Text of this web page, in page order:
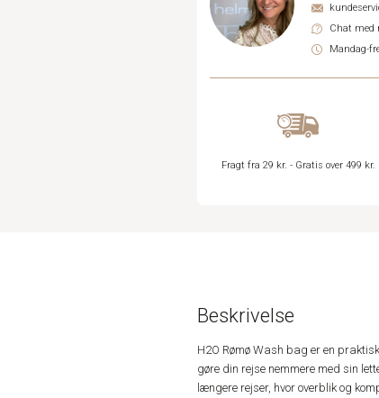
Chat med
Mandag-
Fragt fra 29 kr. - Gratis over 499 kr.
Beskrivelse
H2O Rømø Wash bag er en
gøre din rejse nemmere med sin
længere rejser, hvor overblik og